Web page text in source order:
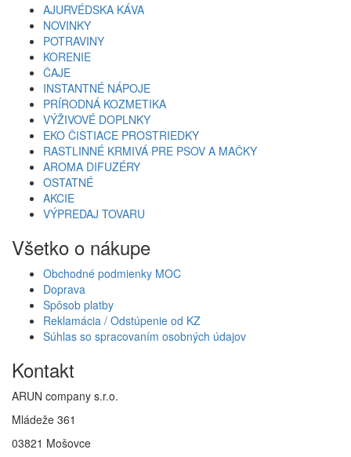
AJURVÉDSKA KÁVA
NOVINKY
POTRAVINY
KORENIE
ČAJE
INSTANTNÉ NÁPOJE
PRÍRODNÁ KOZMETIKA
VÝŽIVOVÉ DOPLNKY
EKO ČISTIACE PROSTRIEDKY
RASTLINNÉ KRMIVÁ PRE PSOV A MAČKY
AROMA DIFUZÉRY
OSTATNÉ
AKCIE
VÝPREDAJ TOVARU
Všetko o nákupe
Obchodné podmienky MOC
Doprava
Spôsob platby
Reklamácia / Odstúpenie od KZ
Súhlas so spracovaním osobných údajov
Kontakt
ARUN company s.r.o.
Mládeže 361
03821 Mošovce